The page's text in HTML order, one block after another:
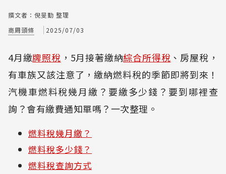
撰文者：倪旻勤 整理
商周頭條
2025/07/03
4月繳牌照稅 ，5月接著繳納綜合所得稅 、房屋稅，
有車族又該注意了，繳納燃料稅的季節即將到來！
汽機車燃料稅幾月繳？要繳多少錢？要到哪裡查
詢？會有繳費通知單嗎？一次整理。
燃料稅幾月繳？
燃料稅多少錢？
燃料稅查詢方式